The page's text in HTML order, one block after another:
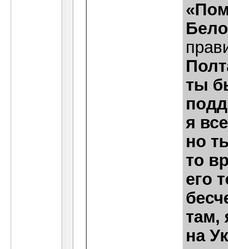
ты
я
но
то
его
там,
на